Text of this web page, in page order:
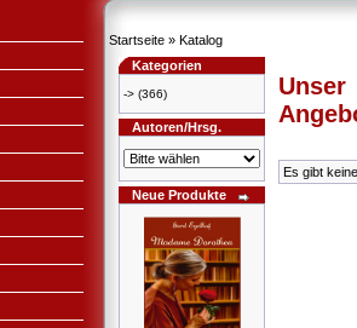
Startseite » Katalog
Kategorien
-> (366)
Autoren/Hrsg.
Neue Produkte
Unser
Es gibt